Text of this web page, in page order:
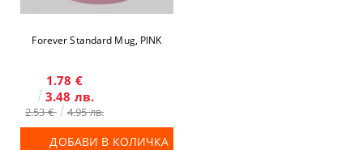
Forever Standard Mug, PINK
1.78 €
3.48 лв.
2.53 € 4.95 лв.
ДОБАВИ В КОЛИЧКА